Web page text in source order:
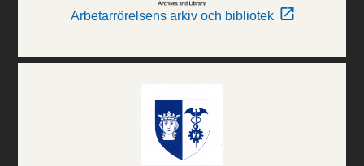
Arbetarrörelsens arkiv och bibliotek